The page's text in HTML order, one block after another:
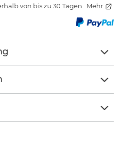
von bis zu 30 Tagen Mehr